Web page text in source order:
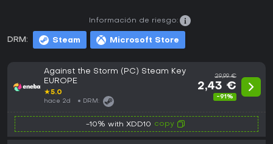
DRM: Steam Microsoft Store
Información de riesgo:
Against the Storm (PC) Steam Key
EUROPE
★5.0
hace 2d DRM:
29,99 €
2,43 €
-91%
-10% with XDD10 copy